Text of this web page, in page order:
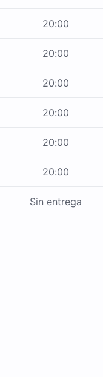
20:00
20:00
20:00
20:00
20:00
20:00
Sin entrega